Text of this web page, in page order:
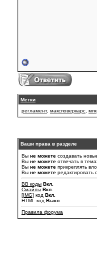
Метки
регламент, максповеркарс мпк
Ваши права в разделе
Вы не можете создавать
Вы не можете отвечать в
Вы не можете прикреплять
Вы не можете редактировать
BB коды Вкл.
Смайлы Вкл.
[IMG] код Вкл.
HTML код Выкл.
Правила форума